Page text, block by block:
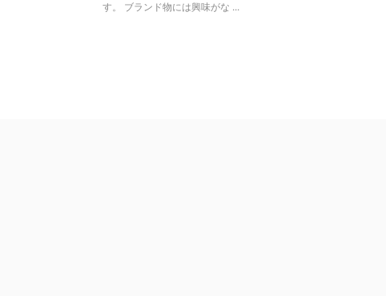
す。 ブランド物には興味がな ...